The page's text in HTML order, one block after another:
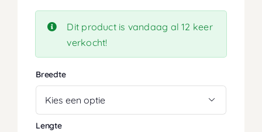
Dit product is vandaag al 12 keer
verkocht!
Breedte

Lengte